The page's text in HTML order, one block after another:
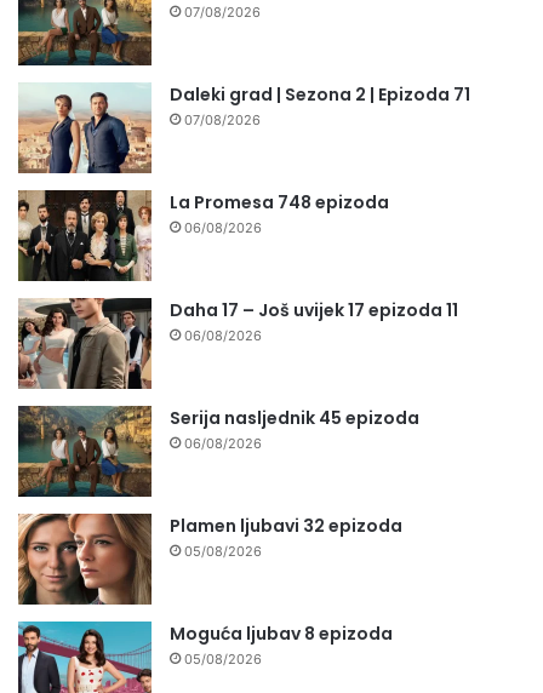
07/08/2026
Daleki grad | Sezona 2 | Epizoda 71
07/08/2026
La Promesa 748 epizoda
06/08/2026
Daha 17 – Još uvijek 17 epizoda 11
06/08/2026
Serija nasljednik 45 epizoda
06/08/2026
Plamen ljubavi 32 epizoda
05/08/2026
Moguća ljubav 8 epizoda
05/08/2026